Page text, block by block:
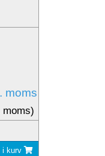
moms
moms)
i kurv